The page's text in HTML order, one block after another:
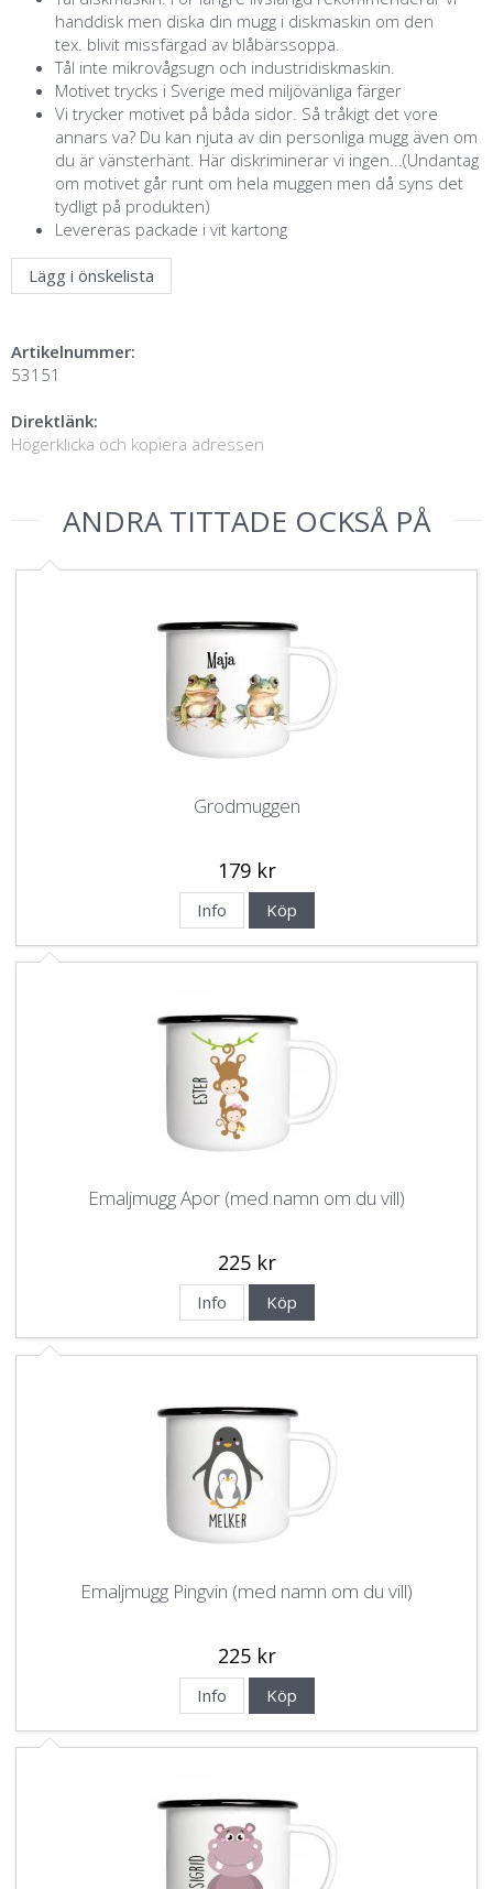
handdisk men diska din mugg i diskmaskin om den
tex. blivit missfärgad av blåbärssoppa.
Tål inte mikrovågsugn och industridiskmaskin.
Motivet trycks i Sverige med miljövänliga färger
Vi trycker motivet på båda sidor. Så tråkigt det vore
annars va? Du kan njuta av din personliga mugg även om
du är vänsterhänt. Här diskriminerar vi ingen...(Undantag
om motivet går runt om hela muggen men då syns det
tydligt på produkten)
Levereras packade i vit kartong
Lägg i önskelista
Artikelnummer:
53151
Direktlänk:
Högerklicka och kopiera adressen
ANDRA TITTADE OCKSÅ PÅ
Grodmuggen
179 kr
Info Köp
Emaljmugg Apor (med namn om du vill)
225 kr
Info Köp
Emaljmugg Pingvin (med namn om du vill)
225 kr
Info Köp